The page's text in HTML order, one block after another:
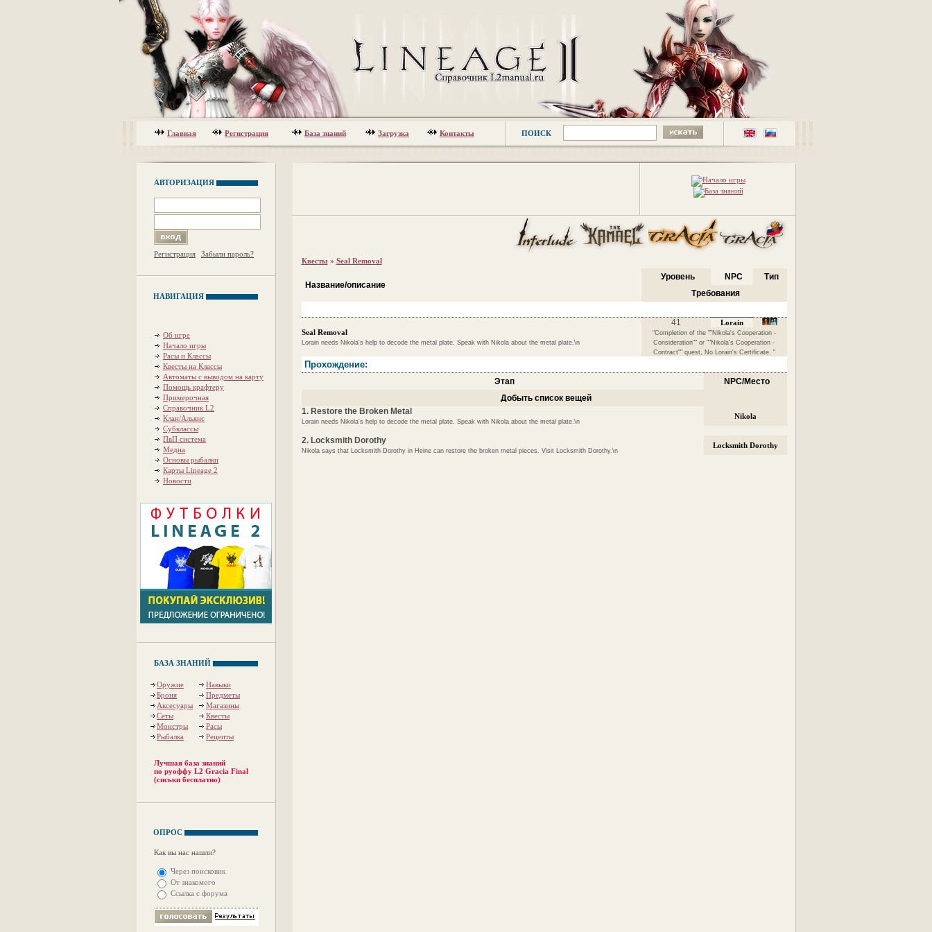
Главная Регистрация База знаний Загрузка Контакты ПОИСК
АВТОРИЗАЦИЯ
Регистрация Забыли пароль?
НАВИГАЦИЯ
Об игре
Начало игры
Расы и Классы
Квесты на Классы
Автоматы с выводом на карту
Помощь крафтеру
Примерочная
Справочник L2
Клан/Альянс
Субклассы
ПвП система
Медиа
Основы рыбалки
Карты Lineage 2
Новости
БАЗА ЗНАНИЙ
Оружие
Навыки
Броня
Предметы
Аксесуары
Магазины
Сеты
Квесты
Монстры
Расы
Рыбалка
Рецепты
Лучшая база знаний
по руоффу L2 Gracia Final
(сиськи бесплатно)
ОПРОС
Как вы нас нашли?
Через поисковик
От знакомого
Ссылка с форума
Квесты » Seal Removal
Название/описание
Уровень NPC
Тип
Требования
Seal Removal
Lorain needs Nikola's help to decode the metal plate. Speak with Nikola about the metal plate.\n
41 Lorain
"Completion of the ""Nikola's Cooperation -
Consideration"" or ""Nikola's Cooperation -
Contract"" quest, No Lorain's Certificate. "
Прохождение:
Этап
NPC/Место
Добыть список вещей
1. Restore the Broken Metal
Lorain needs Nikola's help to decode the metal plate. Speak with Nikola about the metal plate.\n
Nikola
2. Locksmith Dorothy
Nikola says that Locksmith Dorothy in Heine can restore the broken metal pieces. Visit Locksmith Dorothy.\n
Locksmith Dorothy